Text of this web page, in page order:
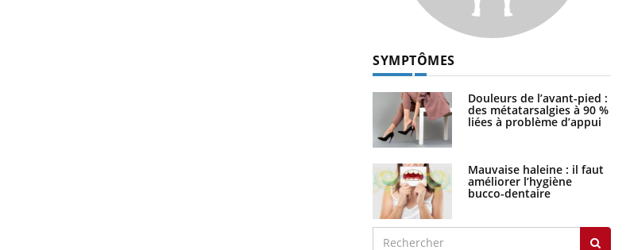
SYMPTÔMES
Douleurs de l’avant-pied :
des métatarsalgies à 90 %
liées à problème d’appui
Mauvaise haleine : il faut
améliorer l’hygiène
bucco-dentaire